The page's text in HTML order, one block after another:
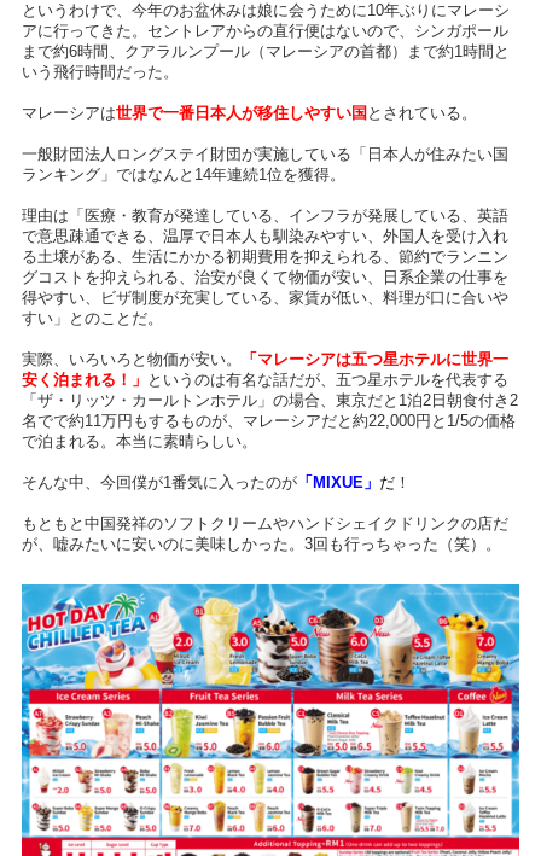
というわけで、今年のお盆休みは娘に会うために10年ぶりにマレーシ
アに行ってきた。セントレアからの直行便はないので、シンガポール
まで約6時間、クアラルンプール（マレーシアの首都）まで約1時間と
いう飛行時間だった。
マレーシアは世界で一番日本人が移住しやすい国 とされている。
一般財団法人ロングステイ 財団が実施している「日本人が住みたい国
ランキング」ではなんと14年連続1位を獲得。
理由は「医療・教育が発達している、インフラが発展している、英語
で意思疎通できる、温厚で日本人も馴染みやすい、外国人を受け入れ
る土壌がある、生活にかかる初期費用を抑えられる、節約でランニン
グコストを抑えられる、治安が良くて物価が安い、日系企業の仕事を
得やすい、ビザ制度が充実している、家賃が低い、料理が口に合いや
すい」とのことだ。
実際、いろいろと物価が安い。
「マレーシアは五つ星ホテルに世界一
安く泊まれる！」 というのは有名な話だが、五つ星ホテルを代表する
「ザ・リッツ・カールトンホテル」の場合、東京だと1泊2日朝食付き2
名でで約11万円もするものが、マレーシアだと約22,000円と1/5の価格
で泊まれる。本当に素晴らしい。
そんな中、今回僕が1番気に入ったのが「MIXUE」 だ！
もともと中国発祥のソフトクリームやハンドシェイクドリンクの店だ
が、嘘みたいに安いのに美味しかった。3回も行っちゃった（笑）。